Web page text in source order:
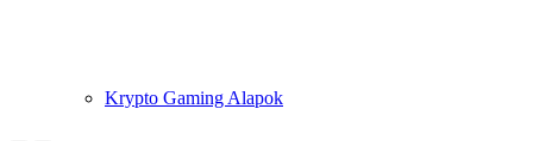
Krypto Gaming Alapok